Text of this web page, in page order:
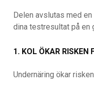
Delen avslutas med
dina testresultat på en
1. KOL ÖKAR RISKEN
Undernäring ökar